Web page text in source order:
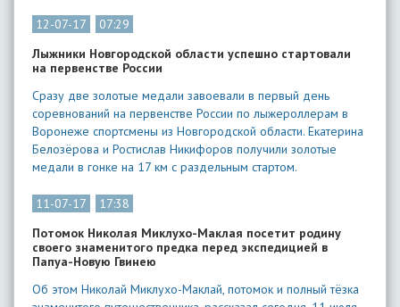
12-07-17
07:29
Лыжники Новгородской области успешно стартовали
на первенстве России
Сразу две золотые медали завоевали в первый день
соревнований на первенстве России по лыжероллерам в
Воронеже спортсмены из Новгородской области. Екатерина
Белозёрова и Ростислав Никифоров получили золотые
медали в гонке на 17 км с раздельным стартом.
11-07-17
17:38
Потомок Николая Миклухо-Маклая посетит родину
своего знаменитого предка перед экспедицией в
Папуа-Новую Гвинею
Об этом Николай Миклухо-Маклай, потомок и полный тёзка